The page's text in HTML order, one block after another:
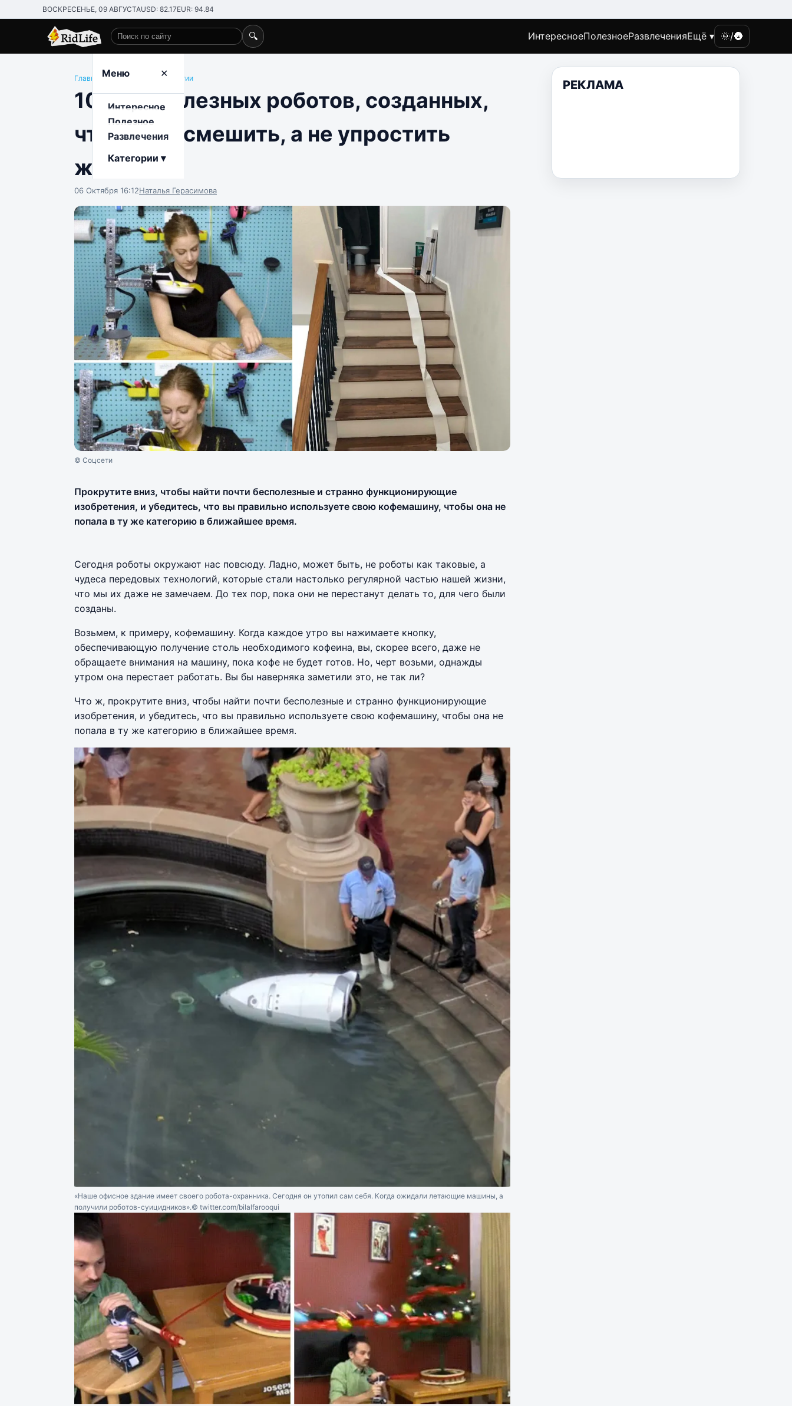
ВОСКРЕСЕНЬЕ, 09 АВГУСТАUSD: 82.17EUR: 94.84
Поиск по сайту
🔍 ИнтересноеПолезноеРазвлеченияЕщё ▾ 🌞/🌚
Меню ✕
Интересное
Полезное
Развлечения
Категории ▾
Главная/Развлечения Технологии
10+ бесполезных роботов, созданных,
чтобы рассмешить, а не упростить
жизнь
06 Октября 16:12Наталья Герасимова
© Соцсети
Прокрутите вниз, чтобы найти почти бесполезные и странно функционирующие
изобретения, и убедитесь, что вы правильно используете свою кофемашину, чтобы она не
попала в ту же категорию в ближайшее время.
Сегодня роботы окружают нас повсюду. Ладно, может быть, не роботы как таковые, а
чудеса передовых технологий, которые стали настолько регулярной частью нашей жизни,
что мы их даже не замечаем. До тех пор, пока они не перестанут делать то, для чего были
созданы.
Возьмем, к примеру, кофемашину. Когда каждое утро вы нажимаете кнопку,
обеспечивающую получение столь необходимого кофеина, вы, скорее всего, даже не
обращаете внимания на машину, пока кофе не будет готов. Но, черт возьми, однажды
утром она перестает работать. Вы бы наверняка заметили это, не так ли?
Что ж, прокрутите вниз, чтобы найти почти бесполезные и странно функционирующие
изобретения, и убедитесь, что вы правильно используете свою кофемашину, чтобы она не
попала в ту же категорию в ближайшее время.
«Наше офисное здание имеет своего робота-охранника. Сегодня он утопил сам себя. Когда ожидали летающие машины, а
получили роботов-суицидников».© twitter.com/bilalfarooqui
РЕКЛАМА